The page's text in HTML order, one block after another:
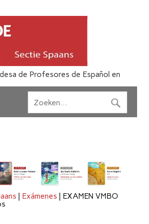
de Profesores de Español en
| Exámenes | EXAMEN VMBO